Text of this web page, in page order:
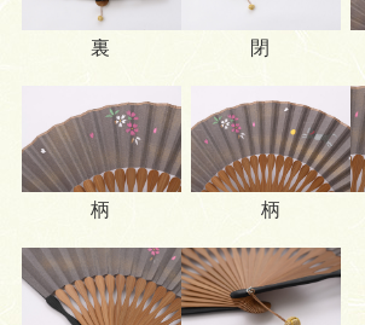
裏 閉
柄 柄